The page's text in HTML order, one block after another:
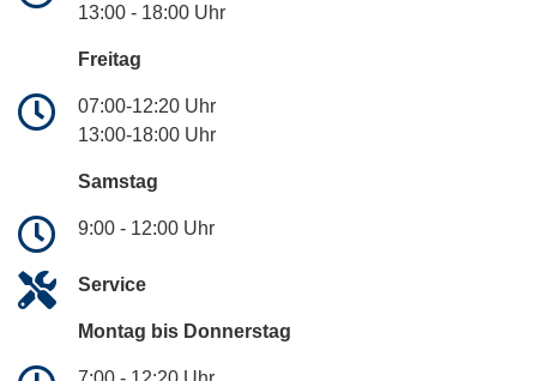
13:00 - 18:00 Uhr
Freitag
07:00-12:20 Uhr
13:00-18:00 Uhr
Samstag
9:00 - 12:00 Uhr
Service
Montag bis Donnerstag